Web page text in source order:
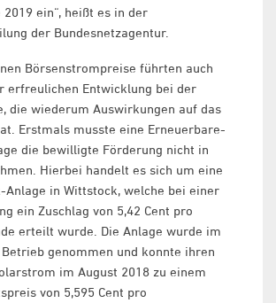
2019 ein“, heißt es in der
der Bundesnetzagentur.
Börsenstrompreise führten auch
erfreulichen Entwicklung bei der
die wiederum Auswirkungen auf das
Erstmals musste eine Erneuerbare-
die bewilligte Förderung nicht in
Hierbei handelt es sich um eine
Anlage in Wittstock, welche bei einer
ein Zuschlag von 5,42 Cent pro
erteilt wurde. Die Anlage wurde im
genommen und konnte ihren
im August 2018 zu einem
von 5,595 Cent pro